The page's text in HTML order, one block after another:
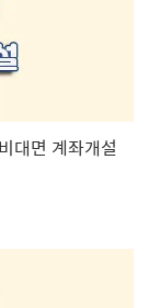
대면 계좌개설